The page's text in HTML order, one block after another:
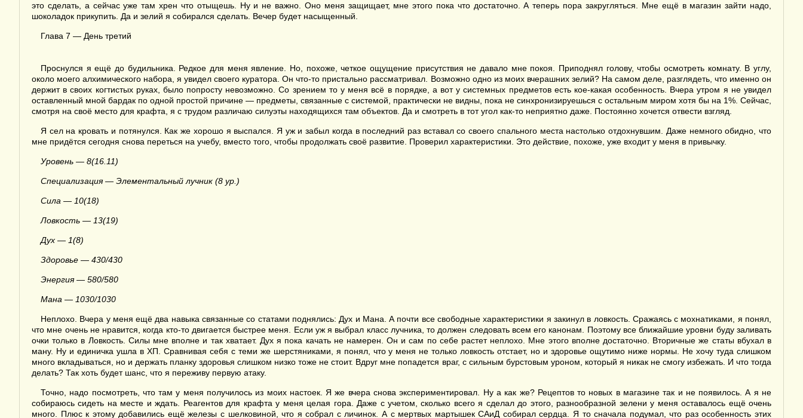
это сделать, а сейчас уже там хрен что отыщешь. Ну и не важно. Оно меня защищает, мне этого пока что достаточно. А теперь пора закругляться. Мне ещё в магазин зайти надо,
шоколадок прикупить. Да и зелий я собирался сделать. Вечер будет насыщенный.
Глава 7 — День третий
Проснулся я ещё до будильника. Редкое для меня явление. Но, похоже, четкое ощущение присутствия не давало мне покоя. Приподнял голову, чтобы осмотреть комнату. В углу,
около моего алхимического набора, я увидел своего куратора. Он что-то пристально рассматривал. Возможно одно из моих вчерашних зелий? На самом деле, разглядеть, что именно он
держит в своих когтистых руках, было попросту невозможно. Со зрением то у меня всё в порядке, а вот у системных предметов есть кое-какая особенность. Вчера утром я не увидел
оставленный мной бардак по одной простой причине — предметы, связанные с системой, практически не видны, пока не синхронизируешься с остальным миром хотя бы на 1%. Сейчас,
смотря на своё место для крафта, я с трудом различаю силуэты находящихся там объектов. Да и смотреть в тот угол как-то неприятно даже. Постоянно хочется отвести взгляд.
Я сел на кровать и потянулся. Как же хорошо я выспался. Я уж и забыл когда в последний раз вставал со своего спального места настолько отдохнувшим. Даже немного обидно, что
мне придётся сегодня снова переться на учебу, вместо того, чтобы продолжать своё развитие. Проверил характеристики. Это действие, похоже, уже входит у меня в привычку.
Уровень — 8(16.11)
Специализация — Элементальный лучник (8 ур.)
Сила — 10(18)
Ловкость — 13(19)
Дух — 1(8)
Здоровье — 430/430
Энергия — 580/580
Мана — 1030/1030
Неплохо. Вчера у меня ещё два навыка связанные со статами поднялись: Дух и Мана. А почти все свободные характеристики я закинул в ловкость. Сражаясь с мохнатиками, я понял,
что мне очень не нравится, когда кто-то двигается быстрее меня. Если уж я выбрал класс лучника, то должен следовать всем его канонам. Поэтому все ближайшие уровни буду заливать
очки только в Ловкость. Силы мне вполне и так хватает. Дух я пока качать не намерен. Он и сам по себе растет неплохо. Мне этого вполне достаточно. Вторичные же статы вбухал в
ману. Ну и единичка ушла в ХП. Сравнивая себя с теми же шерстяниками, я понял, что у меня не только ловкость отстает, но и здоровье ощутимо ниже нормы. Не хочу туда слишком
много вкладываться, но и держать планку здоровья слишком низко тоже не стоит. Вдруг мне попадется враг, с сильным бурстовым уроном, который я никак не смогу избежать. И что тогда
делать? Так хоть будет шанс, что я переживу первую атаку.
Точно, надо посмотреть, что там у меня получилось из моих настоек. Я же вчера снова экспериментировал. Ну а как же? Рецептов то новых в магазине так и не появилось. А я не
собираюсь сидеть на месте и ждать. Реагентов для крафта у меня целая гора. Даже с учетом, сколько всего я сделал до этого, разнообразной зелени у меня оставалось ещё очень
много. Плюс к этому добавились ещё железы с шелковиной, что я собрал с личинок. А с мертвых мартышек САиД собирал сердца. Я то сначала подумал, что раз особенность этих